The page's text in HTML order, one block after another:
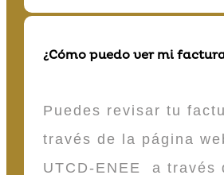
¿Cómo puedo ver mi
Puedes revisar tu
través de la página
UTCD-ENEE a través